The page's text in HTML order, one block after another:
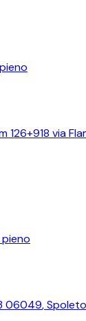
126+918 via
06049,Spoleto